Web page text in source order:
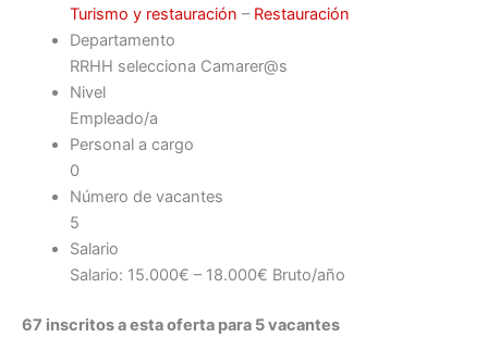
Turismo y restauración – Restauración
Departamento
RRHH selecciona Camarer@s
Nivel
Empleado/a
Personal a cargo
0
Número de vacantes
5
Salario
Salario: 15.000€ – 18.000€ Bruto/año
67 inscritos a esta oferta para 5 vacantes